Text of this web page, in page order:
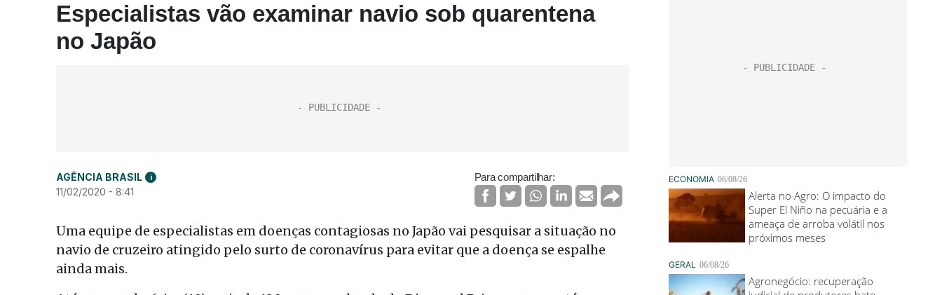
Especialistas vão examinar navio sob quarentena
no Japão
AGÊNCIA BRASIL i
11/02/2020 - 8:41
Para compartilhar:
Uma equipe de especialistas em doenças contagiosas no Japão vai pesquisar a situação no
navio de cruzeiro atingido pelo surto de coronavírus para evitar que a doença se espalhe
ainda mais.